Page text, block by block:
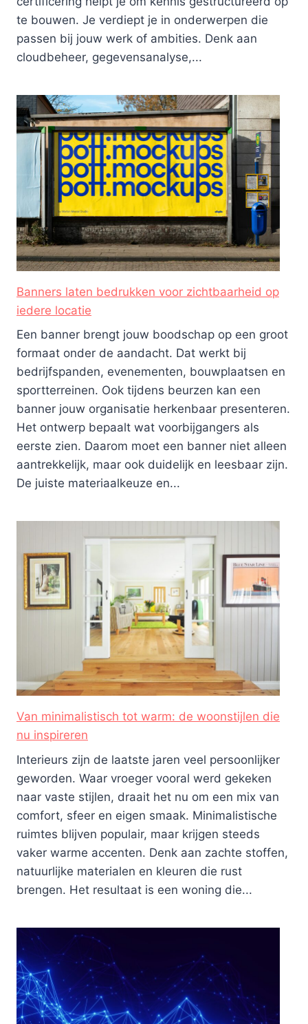
te bouwen. Je verdiept je in onderwerpen die
passen bij jouw werk of ambities. Denk aan
cloudbeheer, gegevensanalyse,...
Banners laten bedrukken voor zichtbaarheid op
iedere locatie
Een banner brengt jouw boodschap op een groot
formaat onder de aandacht. Dat werkt bij
bedrijfspanden, evenementen, bouwplaatsen en
sportterreinen. Ook tijdens beurzen kan een
banner jouw organisatie herkenbaar presenteren.
Het ontwerp bepaalt wat voorbijgangers als
eerste zien. Daarom moet een banner niet alleen
aantrekkelijk, maar ook duidelijk en leesbaar zijn.
De juiste materiaalkeuze en...
Van minimalistisch tot warm: de woonstijlen die
nu inspireren
Interieurs zijn de laatste jaren veel persoonlijker
geworden. Waar vroeger vooral werd gekeken
naar vaste stijlen, draait het nu om een mix van
comfort, sfeer en eigen smaak. Minimalistische
ruimtes blijven populair, maar krijgen steeds
vaker warme accenten. Denk aan zachte stoffen,
natuurlijke materialen en kleuren die rust
brengen. Het resultaat is een woning die...